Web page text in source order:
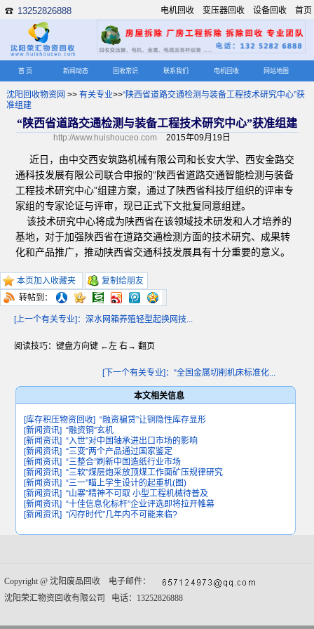
☎ 13252826888 首页
设备回收
变压器回收
电机回收
首 页 新闻动态 回收常识 联系我们 电机回收 网站地图
沈阳回收物资网 >> 有关专业>>“陕西省道路交通检测与装备工程技术研究中心”获
准组建
“陕西省道路交通检测与装备工程技术研究中心”获准组建
http://www.huishouceo.com 2015年09月19日
近日，由中交西安筑路机械有限公司和长安大学、西安金路交
通科技发展有限公司联合申报的“陕西省道路交通智能检测与装备
工程技术研究中心”组建方案，通过了陕西省科技厅组织的评审专
家组的专家论证与评审，现已正式下文批复同意组建。
该技术研究中心将成为陕西省在该领域技术研发和人才培养的
基地，对于加强陕西省在道路交通检测方面的技术研究、成果转
化和产品推广，推动陕西省交通科技发展具有十分重要的意义。
本页加入收藏夹
复制给朋友
转帖到：
[上一个有关专业]：深水网箱养殖轻型起换网技...
阅读技巧：键盘方向键 ←左 右→ 翻页
[下一个有关专业]：“全国金属切削机床标准化...
本文相关信息
[库存积压物资回收] “融资骗贷”让铜隐性库存显形
[新闻资讯] “融资铜”玄机
[新闻资讯] “入世”对中国轴承进出口市场的影响
[新闻资讯] “三变”两个产品通过国家鉴定
[新闻资讯] “三整合”刷新中国造纸行业市场
[新闻资讯] “三软”煤层炮采放顶煤工作面矿压规律研究
[新闻资讯] “三一”瞄上学生设计的起重机(图)
[新闻资讯] “山寨”精神不可取 小型工程机械待普及
[新闻资讯] “十佳信息化标杆”企业评选即将拉开帷幕
[新闻资讯] “闪存时代”几年内不可能来临?
Copyright @ 沈阳废品回收 电子邮件：
沈阳荣汇物资回收有限公司 电话：13252826888